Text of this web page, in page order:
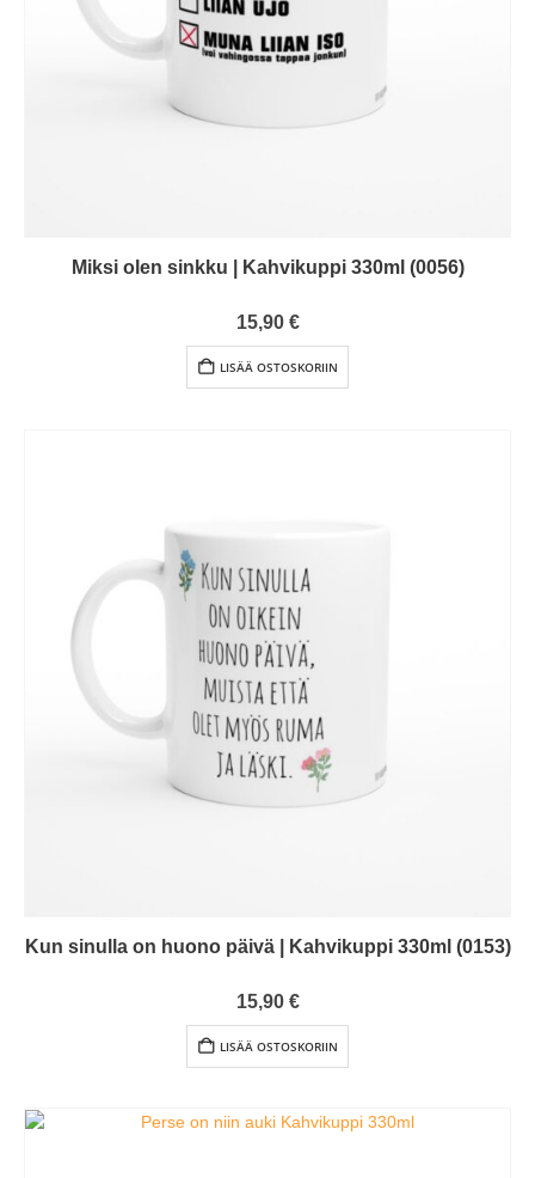
Miksi olen sinkku | Kahvikuppi 330ml (0056)
0out of 5
15,90 €
LISÄÄ OSTOSKORIIN
Kun sinulla on huono päivä | Kahvikuppi 330ml (0153)
0out of 5
15,90 €
LISÄÄ OSTOSKORIIN